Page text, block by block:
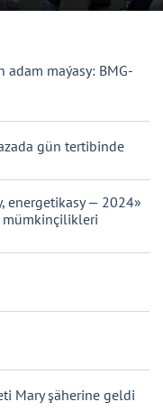
maýasy: BMG-
gün tertibinde
energetikasy — 2024»
mümkinçilikleri
Mary şäherine geldi